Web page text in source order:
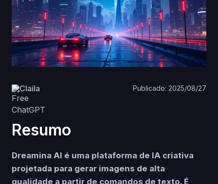
Claila Publicado: 2025/08/27
Resumo
Dreamina AI é uma plataforma de IA criativa
projetada para gerar imagens de alta
qualidade a partir de comandos de texto. É